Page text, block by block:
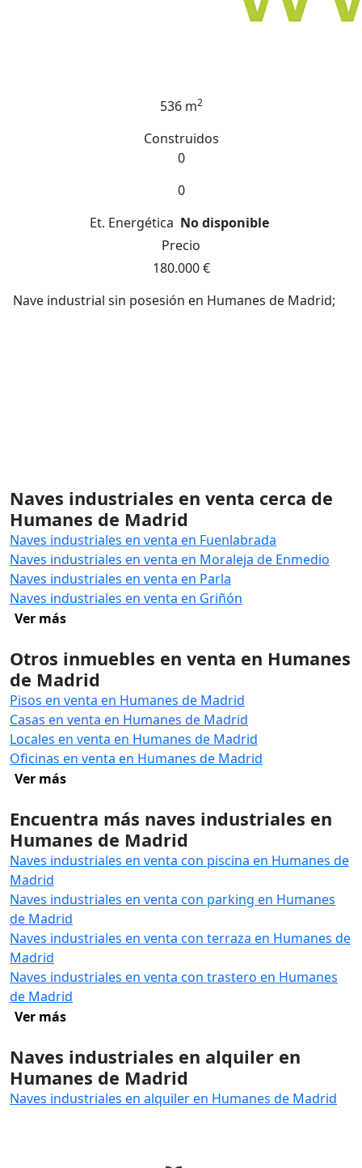
536 m2
Construidos
0
0
Et. Energética No disponible
Precio
180.000 €
Nave industrial sin posesión en Humanes de Madrid;
Naves industriales en venta cerca de
Humanes de Madrid
Naves industriales en venta en Fuenlabrada
Naves industriales en venta en Moraleja de Enmedio
Naves industriales en venta en Parla
Naves industriales en venta en Griñón
Ver más
Otros inmuebles en venta en Humanes
de Madrid
Pisos en venta en Humanes de Madrid
Casas en venta en Humanes de Madrid
Locales en venta en Humanes de Madrid
Oficinas en venta en Humanes de Madrid
Ver más
Encuentra más naves industriales en
Humanes de Madrid
Naves industriales en venta con piscina en Humanes de
Madrid
Naves industriales en venta con parking en Humanes
de Madrid
Naves industriales en venta con terraza en Humanes de
Madrid
Naves industriales en venta con trastero en Humanes
de Madrid
Ver más
Naves industriales en alquiler en
Humanes de Madrid
Naves industriales en alquiler en Humanes de Madrid